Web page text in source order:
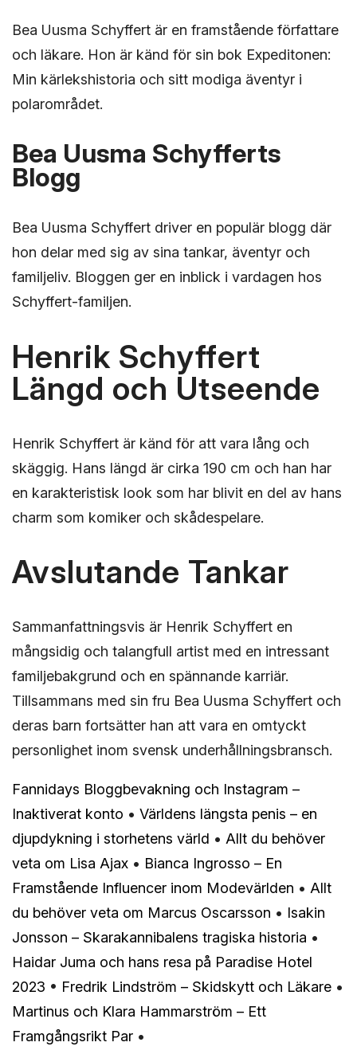
Bea Uusma Schyffert är en framstående författare
och läkare. Hon är känd för sin bok Expeditonen:
Min kärlekshistoria och sitt modiga äventyr i
polarområdet.
Bea Uusma Schyfferts
Blogg
Bea Uusma Schyffert driver en populär blogg där
hon delar med sig av sina tankar, äventyr och
familjeliv. Bloggen ger en inblick i vardagen hos
Schyffert-familjen.
Henrik Schyffert
Längd och Utseende
Henrik Schyffert är känd för att vara lång och
skäggig. Hans längd är cirka 190 cm och han har
en karakteristisk look som har blivit en del av hans
charm som komiker och skådespelare.
Avslutande Tankar
Sammanfattningsvis är Henrik Schyffert en
mångsidig och talangfull artist med en intressant
familjebakgrund och en spännande karriär.
Tillsammans med sin fru Bea Uusma Schyffert och
deras barn fortsätter han att vara en omtyckt
personlighet inom svensk underhållningsbransch.
Fannidays Bloggbevakning och Instagram –
Inaktiverat konto • Världens längsta penis – en
djupdykning i storhetens värld • Allt du behöver
veta om Lisa Ajax • Bianca Ingrosso – En
Framstående Influencer inom Modevärlden • Allt
du behöver veta om Marcus Oscarsson • Isakin
Jonsson – Skarakannibalens tragiska historia •
Haidar Juma och hans resa på Paradise Hotel
2023 • Fredrik Lindström – Skidskytt och Läkare •
Martinus och Klara Hammarström – Ett
Framgångsrikt Par •